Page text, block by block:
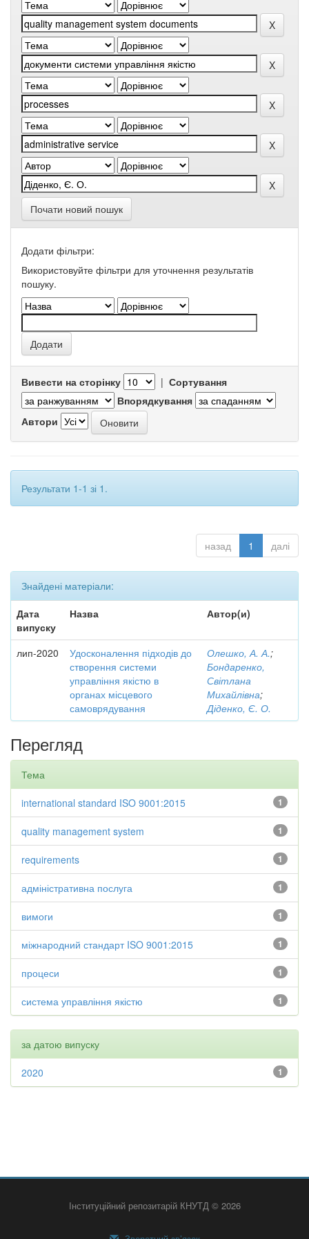
Почати новий пошук
Додати фільтри:
Використовуйте фільтри для уточнення результатів
пошуку.
Вивести на сторінку | Сортування
Впорядкування
Автори
Результати 1-1 зі 1.
назад 1 далі
Знайдені матеріали:
Дата
випуску
Назва Автор(и)
лип-2020
Удосконалення підходів до
створення системи
управління якістю в
органах місцевого
самоврядування
Олешко, А. А.;
Бондаренко,
Світлана
Михайлівна;
Діденко, Є. О.
Перегляд
Тема
1
international standard ISO 9001:2015
1
quality management system
1
requirements
1
адміністративна послуга
1
вимоги
1
міжнародний стандарт ISO 9001:2015
1
процеси
1
система управління якістю
за датою випуску
1
2020
Інституційний репозитарій КНУТД © 2026